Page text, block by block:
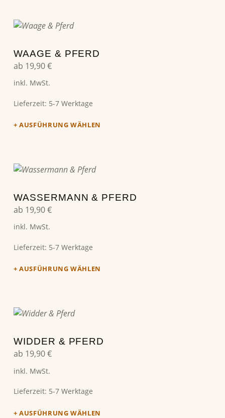
WAAGE & PFERD
ab 19,90€
inkl. MwSt.
Lieferzeit: 5-7 Werktage
AUSFÜHRUNG WÄHLEN
Dieses Produkt weist mehrere Varianten auf. Die Optionen können auf der Produktseite gewählt werden
WASSERMANN & PFERD
ab 19,90€
inkl. MwSt.
Lieferzeit: 5-7 Werktage
AUSFÜHRUNG WÄHLEN
Dieses Produkt weist mehrere Varianten auf. Die Optionen können auf der Produktseite gewählt werden
WIDDER & PFERD
ab 19,90€
inkl. MwSt.
Lieferzeit: 5-7 Werktage
AUSFÜHRUNG WÄHLEN
Dieses Produkt weist mehrere Varianten auf. Die Optionen können auf der Produktseite gewählt werden